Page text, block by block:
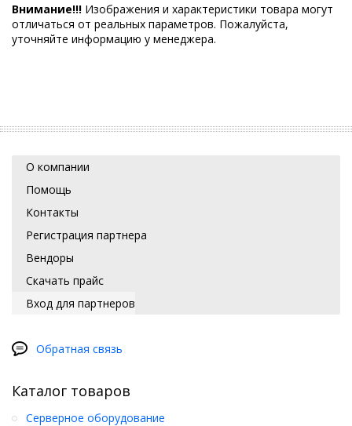
Внимание!!! Изображения и характеристики товара могут
отличаться от реальных параметров. Пожалуйста,
уточняйте информацию у менеджера.
О компании
Помощь
Контакты
Регистрация партнера
Вендоры
Скачать прайс
Вход для партнеров
Обратная связь
Каталог товаров
Серверное оборудование